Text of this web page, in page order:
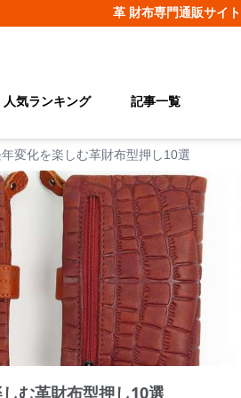
革 財布専門通販サイト
人気ランキング 記事一覧
変化を楽しむ革財布型押し10選
む革財布型押し10選